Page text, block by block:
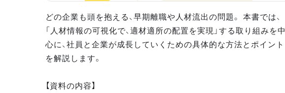
どの企業も頭を抱える、早期離職や人材流出の問題。 本書では、
「人材情報の可視化で、適材適所の配置を実現」する取り組みを中
心に、社員と企業が成長していくための具体的な方法とポイント
を解説します。
【資料の内容】